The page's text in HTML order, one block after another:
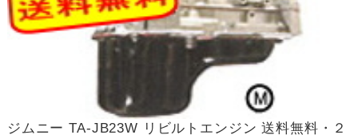
ジムニー TA-JB23W リビルトエンジン 送料無料・２